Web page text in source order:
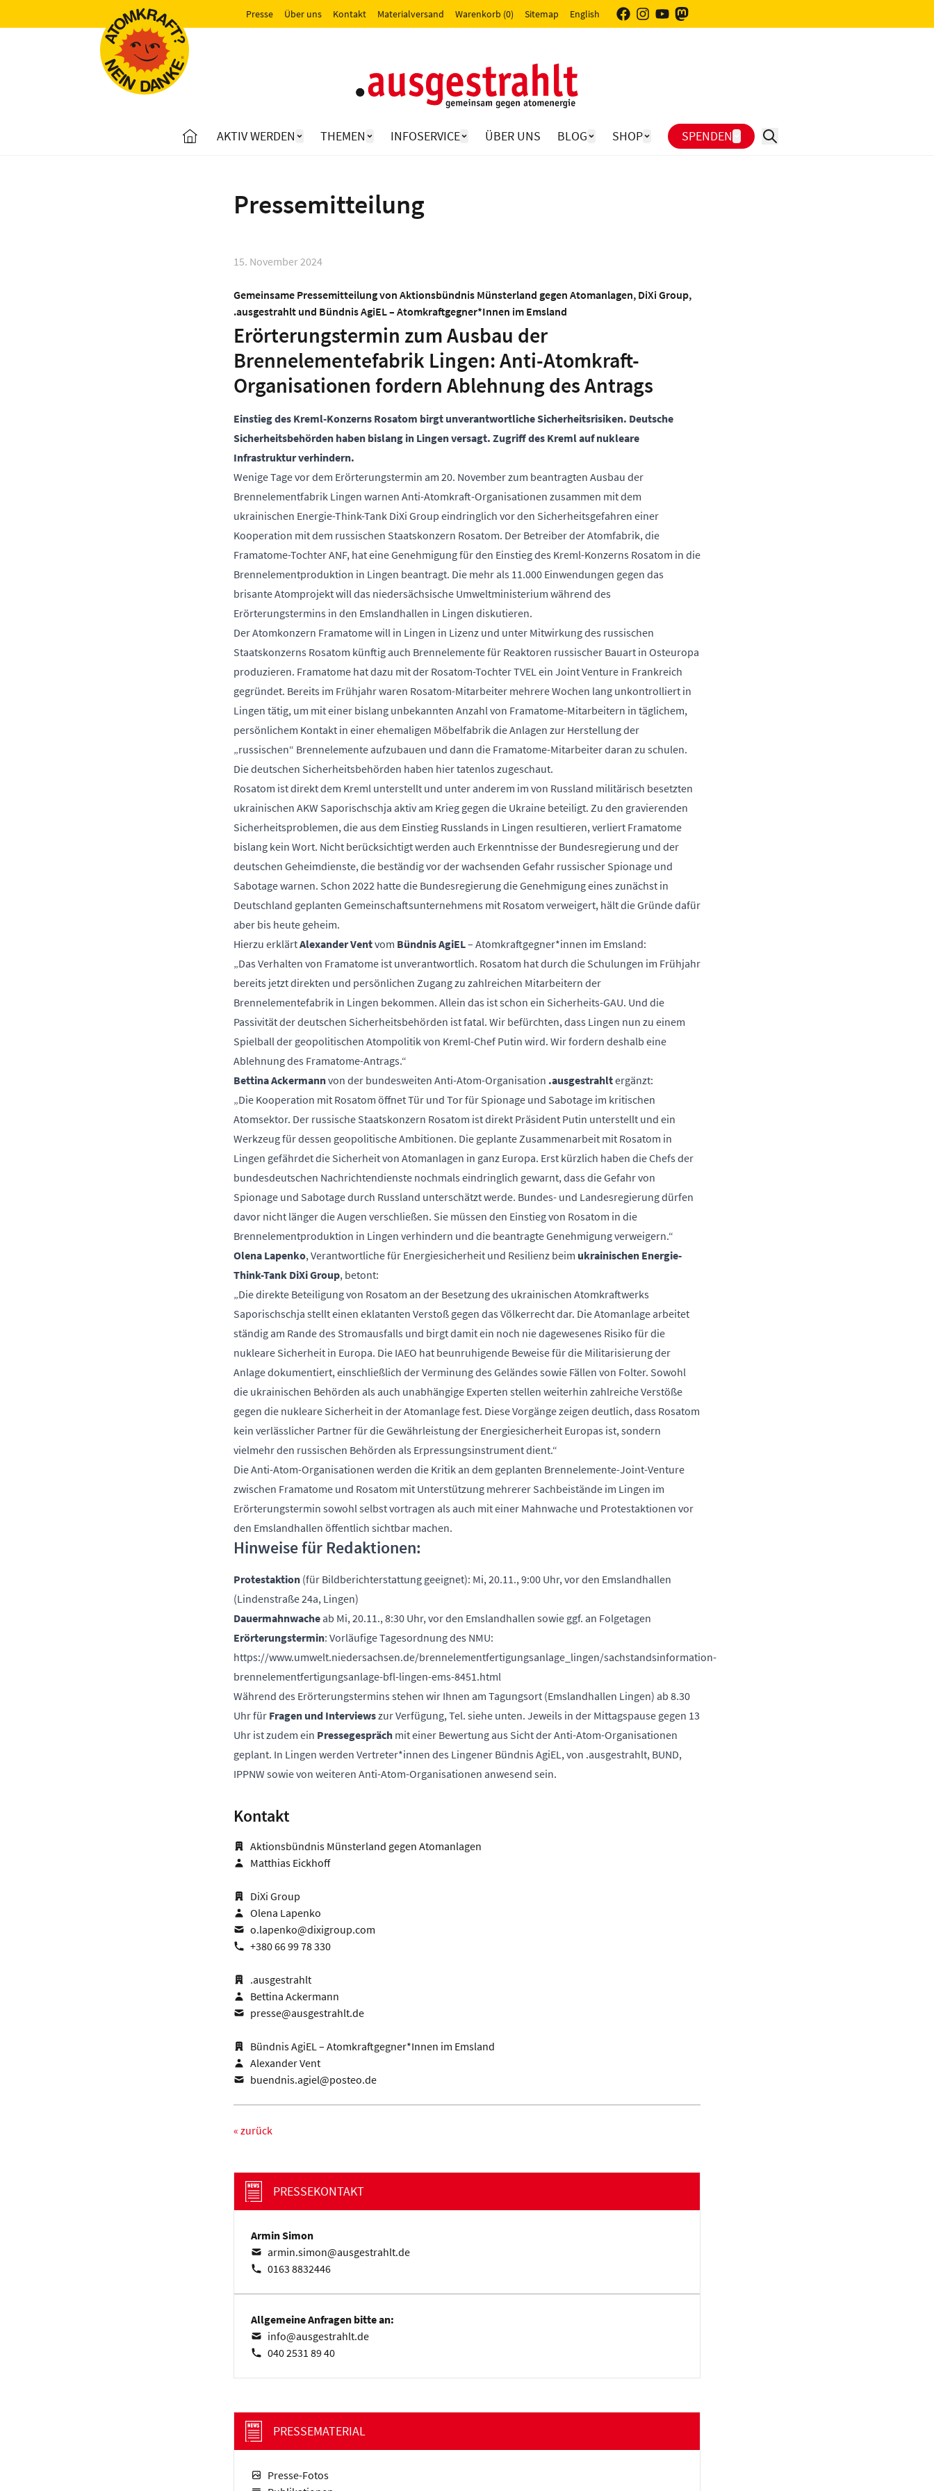
Presse Über uns Kontakt Materialversand Warenkorb (0) Sitemap English
AKTIV WERDEN THEMEN INFOSERVICE ÜBER UNS BLOG SHOP SPENDEN
Pressemitteilung
15. November 2024
Gemeinsame Pressemitteilung von Aktionsbündnis Münsterland gegen Atomanlagen, DiXi Group,
.ausgestrahlt und Bündnis AgiEL – Atomkraftgegner*Innen im Emsland
Erörterungstermin zum Ausbau der
Brennelementefabrik Lingen: Anti-Atomkraft-
Organisationen fordern Ablehnung des Antrags
Einstieg des Kreml-Konzerns Rosatom birgt unverantwortliche Sicherheitsrisiken. Deutsche
Sicherheitsbehörden haben bislang in Lingen versagt. Zugriff des Kreml auf nukleare
Infrastruktur verhindern.
Wenige Tage vor dem Erörterungstermin am 20. November zum beantragten Ausbau der
Brennelementfabrik Lingen warnen Anti-Atomkraft-Organisationen zusammen mit dem
ukrainischen Energie-Think-Tank DiXi Group eindringlich vor den Sicherheitsgefahren einer
Kooperation mit dem russischen Staatskonzern Rosatom. Der Betreiber der Atomfabrik, die
Framatome-Tochter ANF, hat eine Genehmigung für den Einstieg des Kreml-Konzerns Rosatom in die
Brennelementproduktion in Lingen beantragt. Die mehr als 11.000 Einwendungen gegen das
brisante Atomprojekt will das niedersächsische Umweltministerium während des
Erörterungstermins in den Emslandhallen in Lingen diskutieren.
Der Atomkonzern Framatome will in Lingen in Lizenz und unter Mitwirkung des russischen
Staatskonzerns Rosatom künftig auch Brennelemente für Reaktoren russischer Bauart in Osteuropa
produzieren. Framatome hat dazu mit der Rosatom-Tochter TVEL ein Joint Venture in Frankreich
gegründet. Bereits im Frühjahr waren Rosatom-Mitarbeiter mehrere Wochen lang unkontrolliert in
Lingen tätig, um mit einer bislang unbekannten Anzahl von Framatome-Mitarbeitern in täglichem,
persönlichem Kontakt in einer ehemaligen Möbelfabrik die Anlagen zur Herstellung der
„russischen“ Brennelemente aufzubauen und dann die Framatome-Mitarbeiter daran zu schulen.
Die deutschen Sicherheitsbehörden haben hier tatenlos zugeschaut.
Rosatom ist direkt dem Kreml unterstellt und unter anderem im von Russland militärisch besetzten
ukrainischen AKW Saporischschja aktiv am Krieg gegen die Ukraine beteiligt. Zu den gravierenden
Sicherheitsproblemen, die aus dem Einstieg Russlands in Lingen resultieren, verliert Framatome
bislang kein Wort. Nicht berücksichtigt werden auch Erkenntnisse der Bundesregierung und der
deutschen Geheimdienste, die beständig vor der wachsenden Gefahr russischer Spionage und
Sabotage warnen. Schon 2022 hatte die Bundesregierung die Genehmigung eines zunächst in
Deutschland geplanten Gemeinschafts­unternehmens mit Rosatom verweigert, hält die Gründe dafür
aber bis heute geheim.
Hierzu erklärtAlexander Ventvom Bündnis AgiEL– Atomkraftgegner*innen im Emsland:
„Das Verhalten von Framatome ist unverantwortlich. Rosatom hat durch die Schulungen im Frühjahr
bereits jetzt direkten und persönlichen Zugang zu zahlreichen Mitarbeitern der
Brennelementefabrik in Lingen bekommen. Allein das ist schon ein Sicherheits-GAU. Und die
Passivität der deutschen Sicherheitsbehörden ist fatal. Wir befürchten, dass Lingen nun zu einem
Spielball der geopolitischen Atompolitik von Kreml-Chef Putin wird. Wir fordern deshalb eine
Ablehnung des Framatome-Antrags.“
Bettina Ackermannvon der bundesweiten Anti-Atom-Organisation .ausgestrahltergänzt:
„Die Kooperation mit Rosatom öffnet Tür und Tor für Spionage und Sabotage im kritischen
Atomsektor. Der russische Staatskonzern Rosatom ist direkt Präsident Putin unterstellt und ein
Werkzeug für dessen geopolitische Ambitionen. Die geplante Zusammenarbeit mit Rosatom in
Lingen gefährdet die Sicherheit von Atomanlagen in ganz Europa. Erst kürzlich haben die Chefs der
bundesdeutschen Nachrichtendienste nochmals eindringlich gewarnt, dass die Gefahr von
Spionage und Sabotage durch Russland unterschätzt werde. Bundes- und Landesregierung dürfen
davor nicht länger die Augen verschließen. Sie müssen den Einstieg von Rosatom in die
Brennelementproduktion in Lingen verhindern und die beantragte Genehmigung verweigern.“
Olena Lapenko, Verantwortliche für Energiesicherheit und Resilienz beim ukrainischen Energie-
Think-Tank DiXi Group, betont:
„Die direkte Beteiligung von Rosatom an der Besetzung des ukrainischen Atomkraftwerks
Saporischschja stellt einen eklatanten Verstoß gegen das Völkerrecht dar. Die Atomanlage arbeitet
ständig am Rande des Stromausfalls und birgt damit ein noch nie dagewesenes Risiko für die
nukleare Sicherheit in Europa. Die IAEO hat beunruhigende Beweise für die Militarisierung der
Anlage dokumentiert, einschließlich der Verminung des Geländes sowie Fällen von Folter. Sowohl
die ukrainischen Behörden als auch unabhängige Experten stellen weiterhin zahlreiche Verstöße
gegen die nukleare Sicherheit in der Atomanlage fest. Diese Vorgänge zeigen deutlich, dass Rosatom
kein verlässlicher Partner für die Gewährleistung der Energiesicherheit Europas ist, sondern
vielmehr den russischen Behörden als Erpressungsinstrument dient.“
Die Anti-Atom-Organisationen werden die Kritik an dem geplanten Brennelemente-Joint-Venture
zwischen Framatome und Rosatom mit Unterstützung mehrerer Sachbeistände im Lingen im
Erörterungstermin sowohl selbst vortragen als auch mit einer Mahnwache und Protestaktionen vor
den Emslandhallen öffentlich sichtbar machen.
Hinweise für Redaktionen:
Protestaktion (für Bildberichterstattung geeignet): Mi, 20.11., 9:00 Uhr, vor den Emslandhallen
(Lindenstraße 24a, Lingen)
Dauermahnwache ab Mi, 20.11., 8:30 Uhr, vor den Emslandhallen sowie ggf. an Folgetagen
Erörterungstermin: Vorläufige Tagesordnung des NMU:
https://www.umwelt.niedersachsen.de/brennelementfertigungsanlage_lingen/sachstandsinformation-
brennelementfertigungsanlage-bfl-lingen-ems-8451.html
Während des Erörterungstermins stehen wir Ihnen am Tagungsort (Emslandhallen Lingen) ab 8.30
Uhr für Fragen und Interviewszur Verfügung, Tel. siehe unten. Jeweils in der Mittagspause gegen 13
Uhr ist zudem ein Pressegespräch mit einer Bewertung aus Sicht der Anti-Atom-Organisationen
geplant. In Lingen werden Vertreter*innen des Lingener Bündnis AgiEL, von .ausgestrahlt, BUND,
IPPNW sowie von weiteren Anti-Atom-Organisationen anwesend sein.
Kontakt
Aktionsbündnis Münsterland gegen Atomanlagen
Matthias Eickhoff
DiXi Group
Olena Lapenko
o.lapenko@dixigroup.com
+380 66 99 78 330
.ausgestrahlt
Bettina Ackermann
presse@ausgestrahlt.de
Bündnis AgiEL – Atomkraftgegner*Innen im Emsland
Alexander Vent
buendnis.agiel@posteo.de
« zurück
PRESSEKONTAKT
Armin Simon
armin.simon@ausgestrahlt.de
0163 8832446
Allgemeine Anfragen bitte an:
info@ausgestrahlt.de
040 2531 89 40
PRESSEMATERIAL
Presse-Fotos